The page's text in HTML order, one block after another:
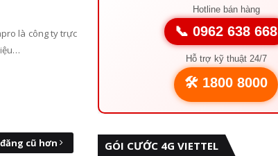
là công ty trực
cũ hơn
Hotline bán hàng
📞 0962 638 668
Hỗ trợ kỹ thuật 24/7
🛠️ 1800 8000
GÓI CƯỚC 4G VIETTEL